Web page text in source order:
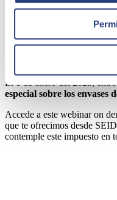
Soluciones para el
El 1 de enero del 2023,
especial sobre los envases
Accede a este webinar on
que te ofrecimos desde
contemple este impuesto en